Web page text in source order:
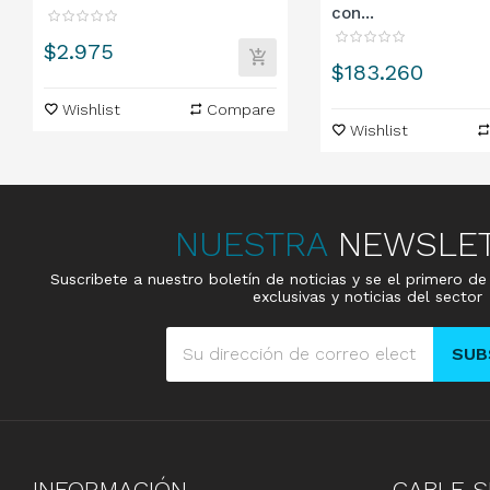
Precio
$2.975
Wishlist Compare
con...
Precio
$183.260
Wishlist
NUESTRA
Suscribete a nuestro boletín de noticias y se el primero
exclusivas y noticias del sector